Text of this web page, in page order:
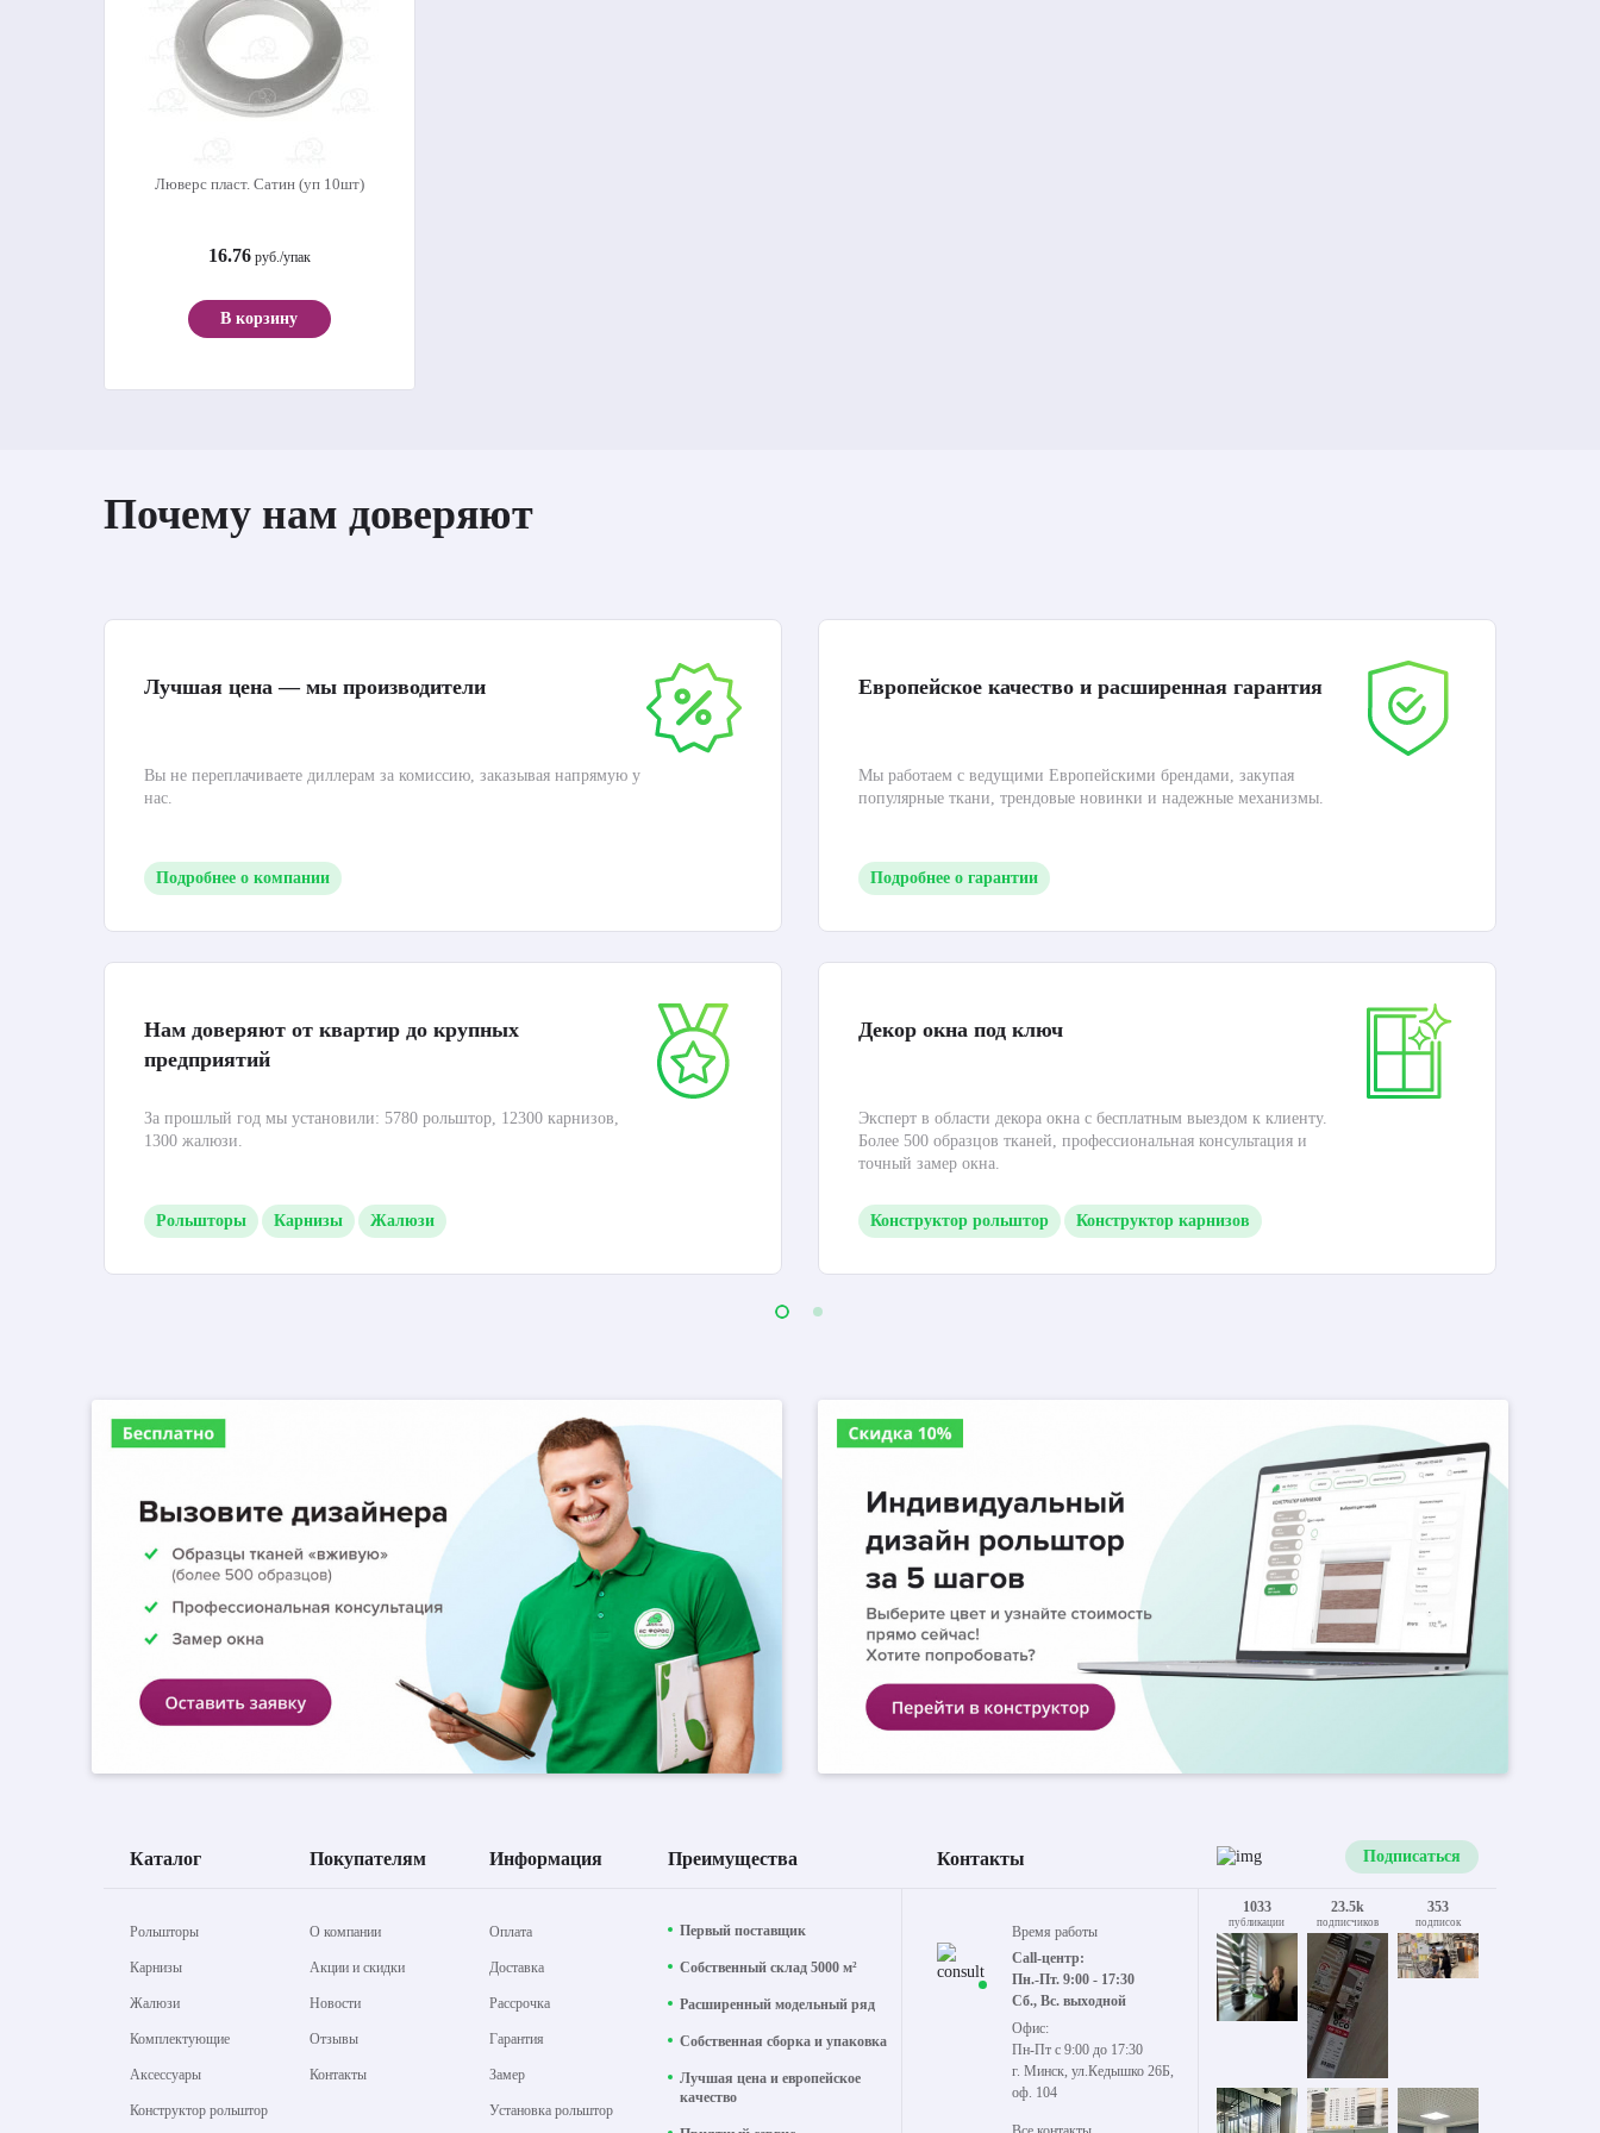
Люверс пласт. Сатин (уп 10шт)
16.76руб./упак
В корзину
Почему нам доверяют
Лучшая цена — мы производители
Вы не переплачиваете диллерам за комиссию, заказывая напрямую у
нас.
Подробнее о компании
Нам доверяют от квартир до крупных
предприятий
За прошлый год мы установили: 5780 рольштор, 12300 карнизов,
1300 жалюзи.
Рольшторы Карнизы Жалюзи
Европейское качество и расширенная гарантия
Мы работаем с ведущими Европейскими брендами, закупая
популярные ткани, трендовые новинки и надежные механизмы.
Подробнее о гарантии
Декор окна под ключ
Эксперт в области декора окна с бесплатным выездом к клиенту.
Более 500 образцов тканей, профессиональная консультация и
точный замер окна.
Конструктор рольштор Конструктор карнизов
Каталог Покупателям Информация Преимущества
Рольшторы
Карнизы
Жалюзи
Комплектующие
Аксессуары
Конструктор рольштор
О компании
Акции и скидки
Новости
Отзывы
Контакты
Оплата
Доставка
Рассрочка
Гарантия
Замер
Установка рольштор
Первый поставщик
Собственный склад 5000 м²
Расширенный модельный ряд
Собственная сборка и упаковка
Лучшая цена и европейское
качество
Контакты
Время работы
Call-центр:
Пн.-Пт. 9:00 - 17:30
Сб., Вс. выходной
Офис:
Пн-Пт с 9:00 до 17:30
г. Минск, ул.Кедышко 26Б,
оф. 104
Подписаться
1033
публикации
23.5k
подписчиков
353
подписок